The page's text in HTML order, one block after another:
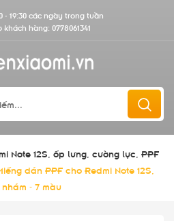
- 19:30 các ngày trong tuần
khách hàng: 0778061341
Note 12S, ốp lưng, cường lực, PPF
dán PPF cho Redmi Note 12S,
- 7 màu